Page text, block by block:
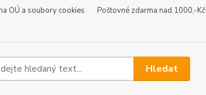
OÚ a soubory cookies Poštovné zdarma nad 1000,-Kč
Hledat